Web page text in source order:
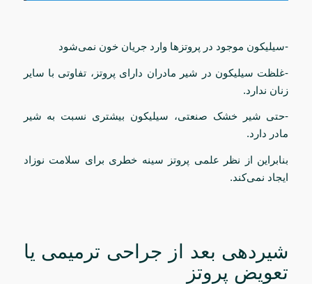
-سیلیکون موجود در پروتزها وارد جریان خون نمی‌شود
-غلظت سیلیکون در شیر مادران دارای پروتز، تفاوتی با سایر
زنان ندارد.
-حتی شیر خشک صنعتی، سیلیکون بیشتری نسبت به شیر
مادر دارد.
بنابراین از نظر علمی پروتز سینه خطری برای سلامت نوزاد
ایجاد نمی‌کند.
شیردهی بعد از جراحی ترمیمی یا
تعویض پروتز